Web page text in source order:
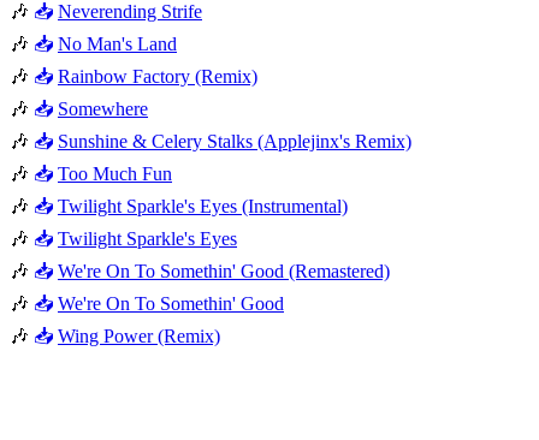
🎶 📥 Neverending Strife
🎶 📥 No Man's Land
🎶 📥 Rainbow Factory (Remix)
🎶 📥 Somewhere
🎶 📥 Sunshine & Celery Stalks (Applejinx's Remix)
🎶 📥 Too Much Fun
🎶 📥 Twilight Sparkle's Eyes (Instrumental)
🎶 📥 Twilight Sparkle's Eyes
🎶 📥 We're On To Somethin' Good (Remastered)
🎶 📥 We're On To Somethin' Good
🎶 📥 Wing Power (Remix)